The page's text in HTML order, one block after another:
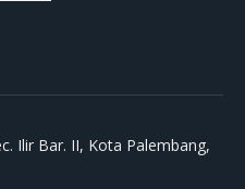
Ilir Bar. II, Kota Palembang,